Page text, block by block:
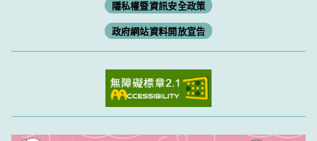
隱私權暨資訊安全政策
政府網站資料開放宣告